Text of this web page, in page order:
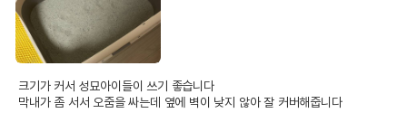
크기가 커서 성묘아이들이 쓰기 좋습니다
막내가 좀 서서 오줌을 싸는데 옆에 벽이 낮지 않아 잘 커버해줍니다